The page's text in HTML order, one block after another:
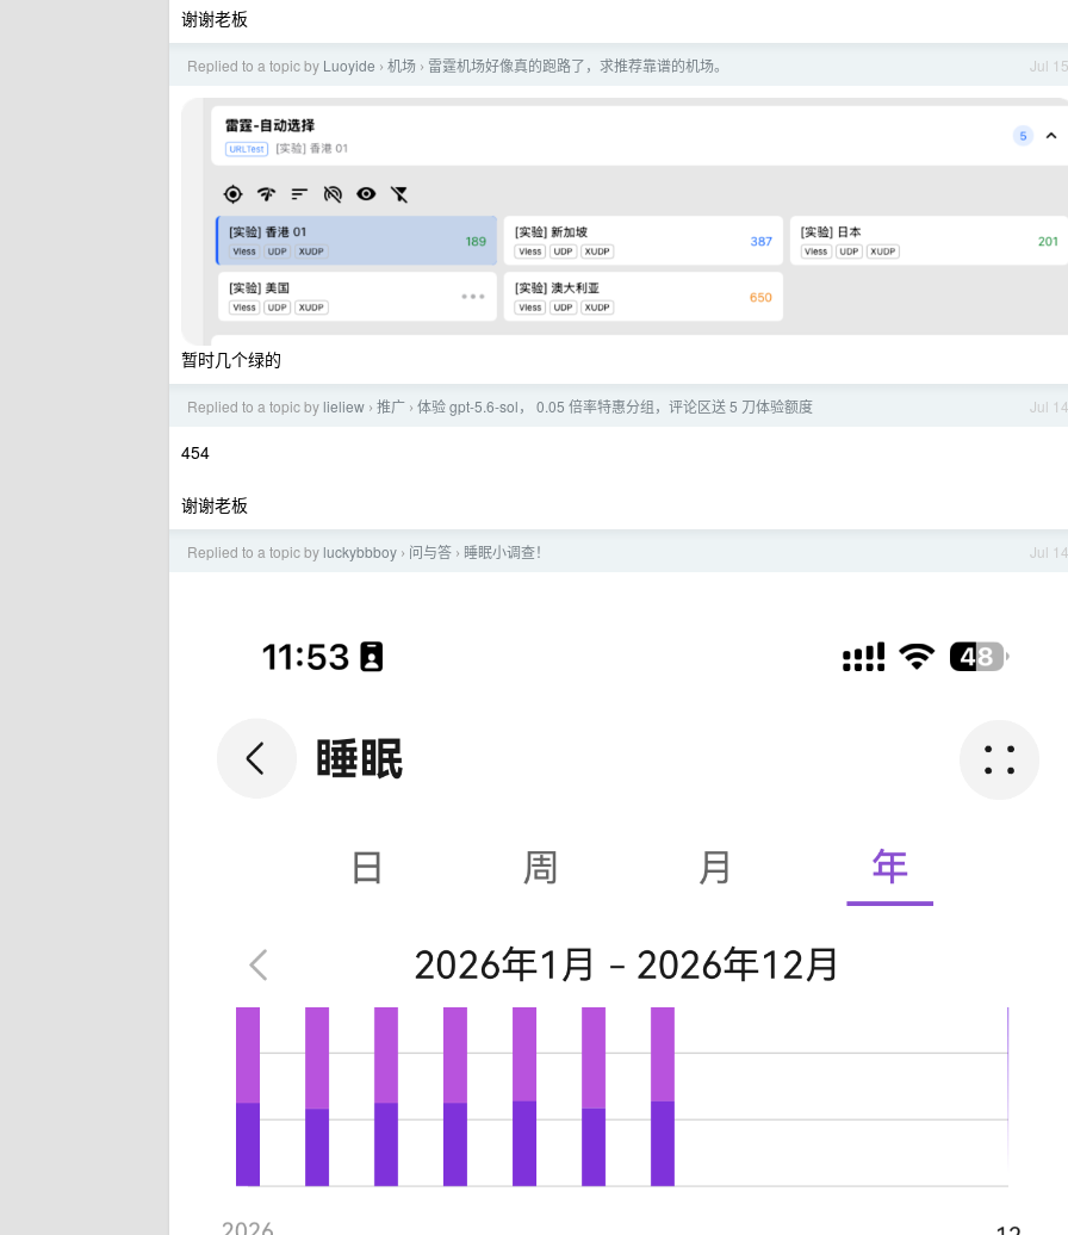
谢谢老板
Jul 15
Replied to a topic by Luoyide › 机场 › 雷霆机场好像真的跑路了，求推荐靠谱的机场。
暂时几个绿的
Jul 14
Replied to a topic by lieliew › 推广 › 体验 gpt-5.6-sol， 0.05 倍率特惠分组，评论区送 5 刀体验额度
454
谢谢老板
Jul 14
Replied to a topic by luckybbboy › 问与答 › 睡眠小调查！